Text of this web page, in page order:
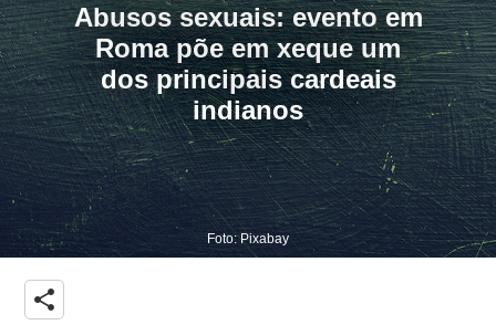
Abusos sexuais: evento em
Roma põe em xeque um
dos principais cardeais
indianos
Foto: Pixabay
share